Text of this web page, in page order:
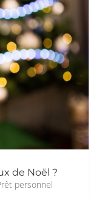
de Noël ?
personnel